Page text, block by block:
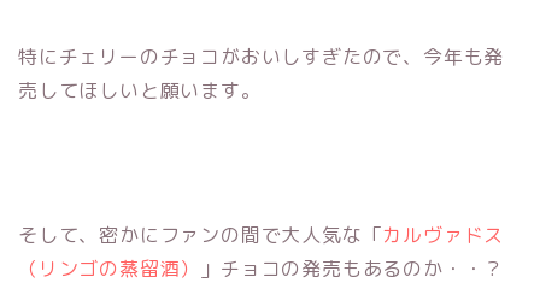
特にチェリーのチョコがおいしすぎたので、今年も発
売してほしいと願います。
そして、密かにファンの間で大人気な「カルヴァドス
（リンゴの蒸留酒）
」チョコの発売もあるのか・・？